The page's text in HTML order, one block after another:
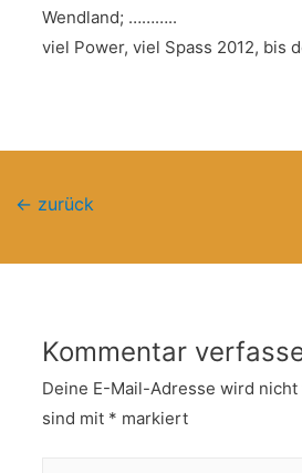
Wendland; ………..
viel Power, viel Spass 2012, bis
Beitragsnavigation
← zurück
Kommentar
Deine E-Mail-Adresse wird
sind mit * markiert